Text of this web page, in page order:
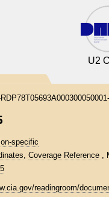
U2
specific
, Coverage Reference ,
readingroom/